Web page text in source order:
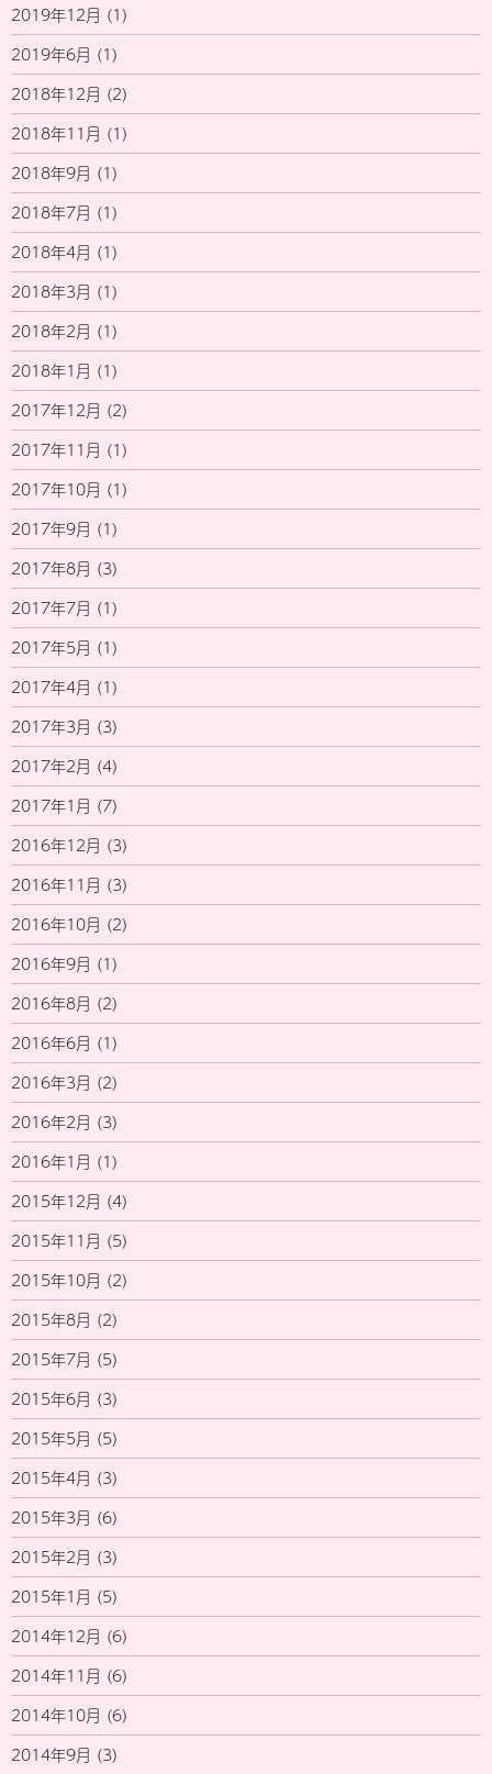
2019年12月 (1)
2019年6月 (1)
2018年12月 (2)
2018年11月 (1)
2018年9月 (1)
2018年7月 (1)
2018年4月 (1)
2018年3月 (1)
2018年2月 (1)
2018年1月 (1)
2017年12月 (2)
2017年11月 (1)
2017年10月 (1)
2017年9月 (1)
2017年8月 (3)
2017年7月 (1)
2017年5月 (1)
2017年4月 (1)
2017年3月 (3)
2017年2月 (4)
2017年1月 (7)
2016年12月 (3)
2016年11月 (3)
2016年10月 (2)
2016年9月 (1)
2016年8月 (2)
2016年6月 (1)
2016年3月 (2)
2016年2月 (3)
2016年1月 (1)
2015年12月 (4)
2015年11月 (5)
2015年10月 (2)
2015年8月 (2)
2015年7月 (5)
2015年6月 (3)
2015年5月 (5)
2015年4月 (3)
2015年3月 (6)
2015年2月 (3)
2015年1月 (5)
2014年12月 (6)
2014年11月 (6)
2014年10月 (6)
2014年9月 (3)